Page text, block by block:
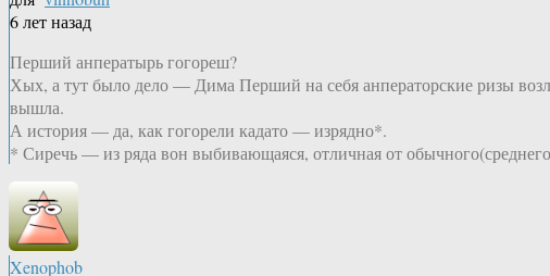
6 лет назад
Перший анператырь гогореш?
Хых, а тут было дело — Дима Перший на себя анператорские ризы
вышла.
А история — да, как гогорели кадато — изрядно*.
* Сиречь — из ряда вон выбивающаяся, отличная от
Xenophob